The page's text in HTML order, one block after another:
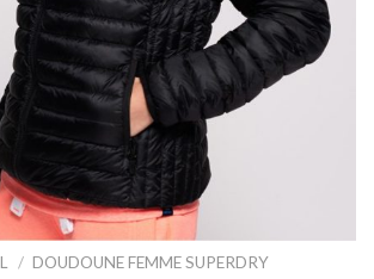
/ DOUDOUNE FEMME SUPERDRY